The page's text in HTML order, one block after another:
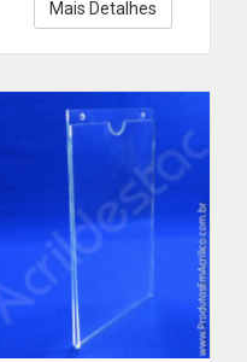
Mais Detalhes